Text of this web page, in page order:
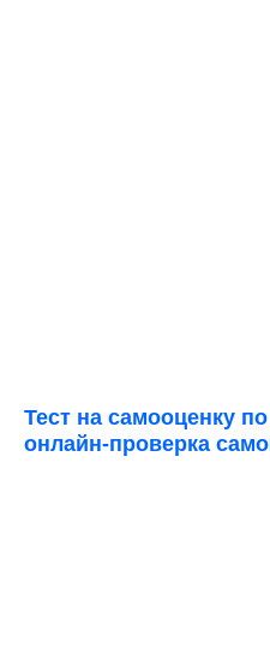
Тест на самооценку
онлайн-проверка